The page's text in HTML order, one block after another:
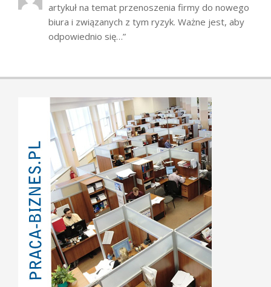
artykuł na temat przenoszenia firmy do nowego
biura i związanych z tym ryzyk. Ważne jest, aby
odpowiednio się…”